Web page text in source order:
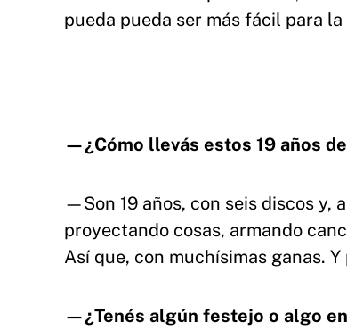
pueda pueda ser más fácil para
—¿Cómo llevás estos 19 años
—Son 19 años, con seis discos y,
proyectando cosas, armando
Así que, con muchísimas ganas.
—¿Tenés algún festejo o algo